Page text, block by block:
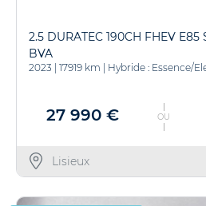
2.5 DURATEC 190CH FHEV E85
BVA
2023 17919 km Hybride : Essence/
27 990 € OU
Lisieux